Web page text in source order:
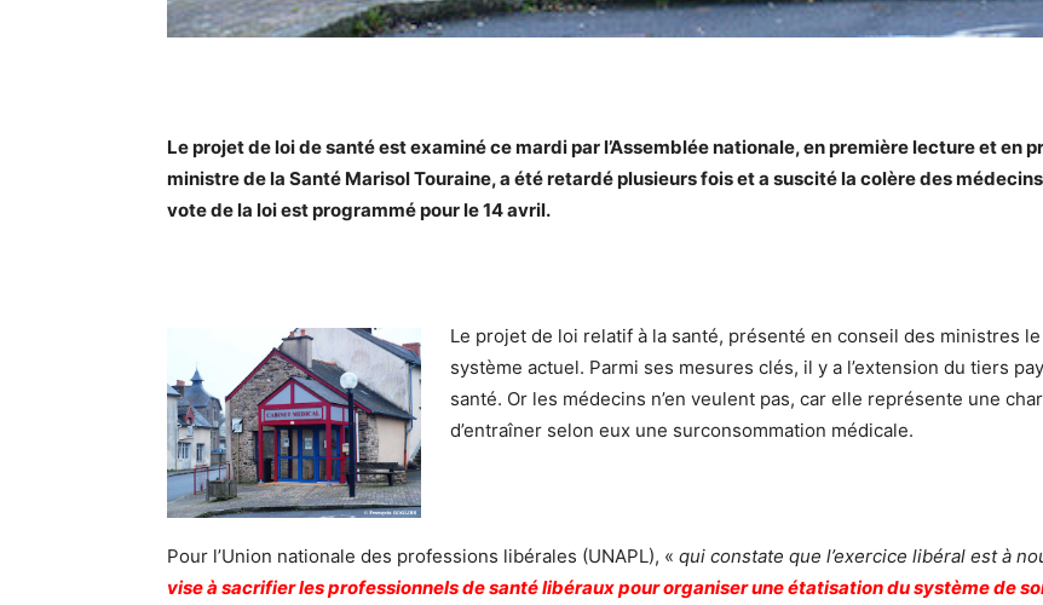
Le projet de loi de santé est examiné ce mardi par l’Assemblée nationale, en première lecture et en
ministre de la Santé Marisol Touraine, a été retardé plusieurs fois et a suscité la colère des
vote de la loi est programmé pour le 14 avril.
Le projet de loi relatif à la santé, présenté en conseil des ministres
système actuel. Parmi ses mesures clés, il y a l’extension du tiers
santé. Or les médecins n’en veulent pas, car elle représente une
d’entraîner selon eux une surconsommation médicale.
Pour l’Union nationale des professions libérales (UNAPL), « qui constate que l’exercice libéral est à
vise à sacrifier les professionnels de santé libéraux pour organiser une étatisation du système de